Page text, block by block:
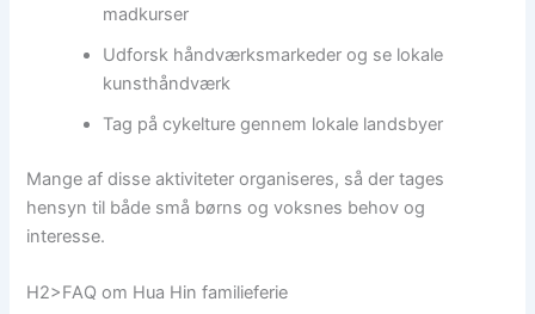
madkurser
Udforsk håndværksmarkeder og se lokale
kunsthåndværk
Tag på cykelture gennem lokale landsbyer
Mange af disse aktiviteter organiseres, så der tages
hensyn til både små børns og voksnes behov og
interesse.
H2>FAQ om Hua Hin familieferie